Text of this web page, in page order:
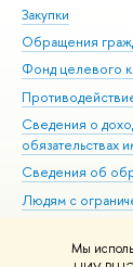
Мы
Закупки
Обращения
Фонд целевого
Сведения о
обязательствах
Сведения об
Людям с
Работа в Вышке